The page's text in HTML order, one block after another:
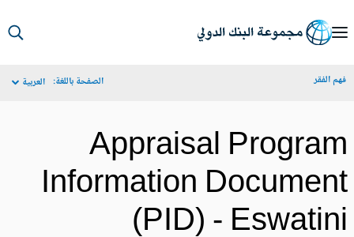
الفقر الصفحة باللغة: العربية
Appraisal
Information
(PID) -